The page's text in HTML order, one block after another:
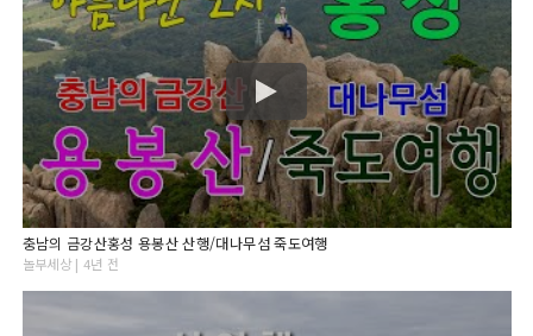
충남의 금강산홍성 용봉산 산행/대나무섬 죽도여행
놀부세상 | 4년 전